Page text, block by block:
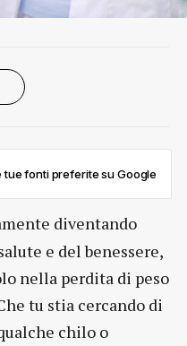
tue fonti preferite su Google
diventando
e del benessere,
nella perdita di peso
tu stia cercando di
chilo o